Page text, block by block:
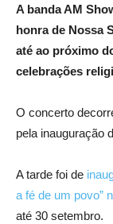
A banda AM
honra de Nossa
até ao próximo
celebrações
O concerto
pela inauguração
A tarde foi de
a fé de um povo”
até 30 setembro.